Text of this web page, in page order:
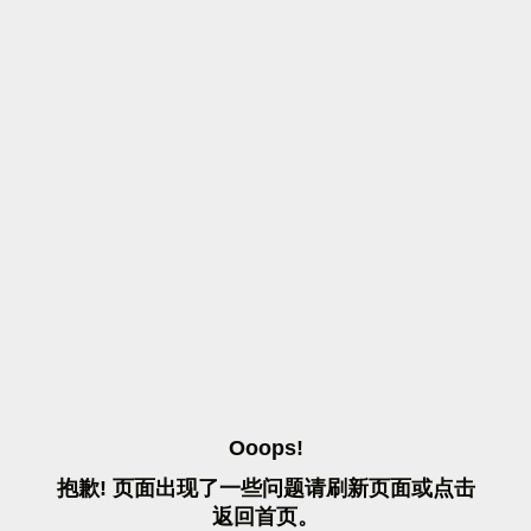
OOOPS!
抱歉! 页面出现了一些问题请刷 新页面或点击
返 回首页。